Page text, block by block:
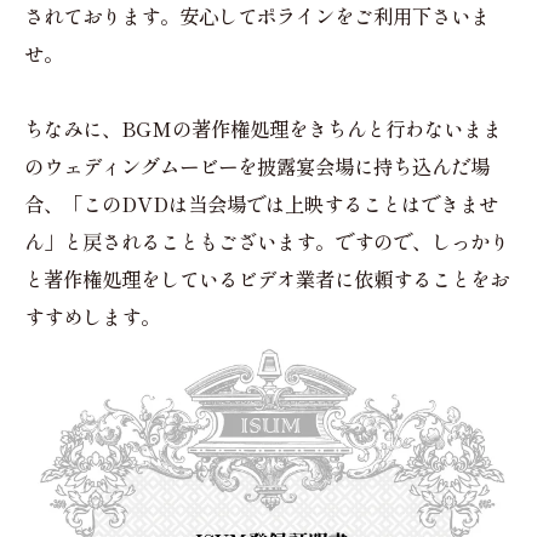
されております。安心してポラインをご利用下さいま
せ。
ちなみに、BGMの著作権処理をきちんと行わないまま
のウェディングムービーを披露宴会場に持ち込んだ場
合、「このDVDは当会場では上映することはできませ
ん」と戻されることもございます。ですので、しっかり
と著作権処理をしているビデオ業者に依頼することをお
すすめします。